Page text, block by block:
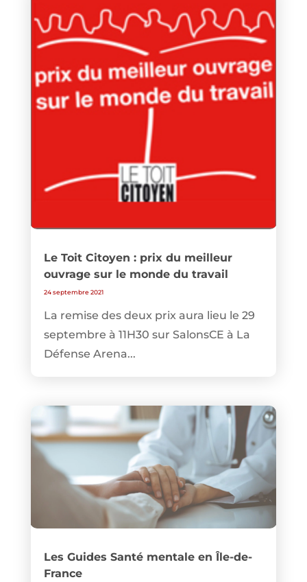
Le Toit Citoyen : prix du meilleur
ouvrage sur le monde du travail
24 septembre 2021
La remise des deux prix aura lieu le 29
septembre à 11H30 sur SalonsCE à La
Défense Arena...
Les Guides Santé mentale en Île-de-
France